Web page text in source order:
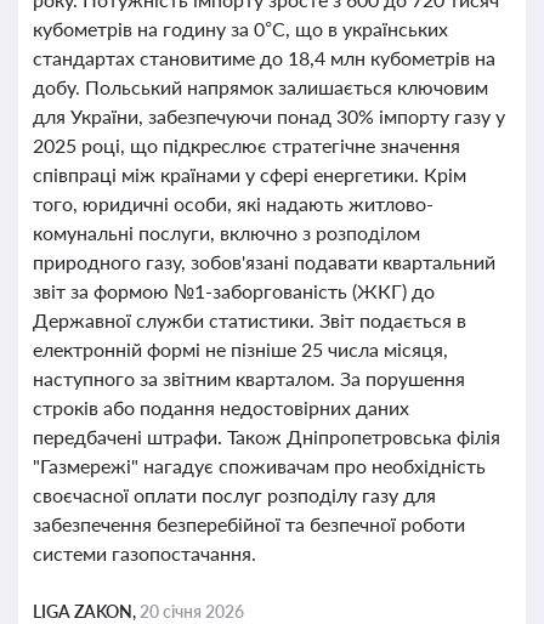
кубометрів на годину за 0°С, що в українських
стандартах становитиме до 18,4 млн кубометрів на
добу. Польський напрямок залишається ключовим
для України, забезпечуючи понад 30% імпорту газу у
2025 році, що підкреслює стратегічне значення
співпраці між країнами у сфері енергетики. Крім
того, юридичні особи, які надають житлово-
комунальні послуги, включно з розподілом
природного газу, зобов'язані подавати квартальний
звіт за формою №1-заборгованість (ЖКГ) до
Державної служби статистики. Звіт подається в
електронній формі не пізніше 25 числа місяця,
наступного за звітним кварталом. За порушення
строків або подання недостовірних даних
передбачені штрафи. Також Дніпропетровська філія
"Газмережі" нагадує споживачам про необхідність
своєчасної оплати послуг розподілу газу для
забезпечення безперебійної та безпечної роботи
системи газопостачання.
LIGA ZAKON, 20 січня 2026